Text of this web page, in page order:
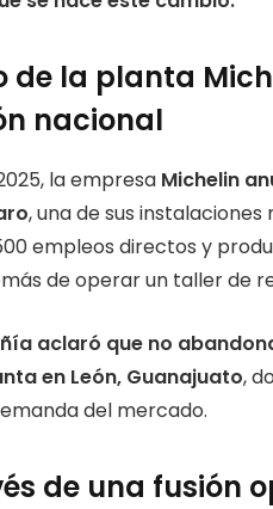
de la planta
nacional
la empresa Michelin
, una de sus
empleos directos y
de operar un taller de
aclaró que no
en León, Guanajuato,
del mercado.
de una fusión